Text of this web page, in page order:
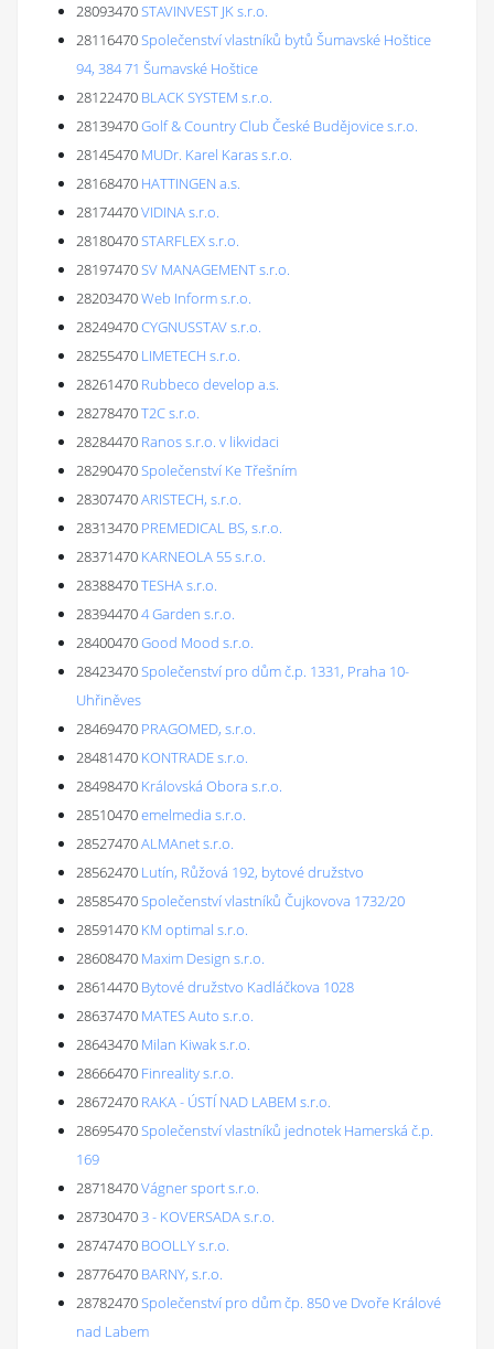
28093470STAVINVEST JK s.r.o.
28116470Společenství vlastníků bytů Šumavské Hoštice
94, 384 71 Šumavské Hoštice
28122470 BLACK SYSTEM s.r.o.
28139470Golf & Country Club České Budějovice s.r.o.
28145470 MUDr. Karel Karas s.r.o.
28168470 HATTINGEN a.s.
28174470VIDINA s.r.o.
28180470STARFLEX s.r.o.
28197470SV MANAGEMENT s.r.o.
28203470Web Inform s.r.o.
28249470CYGNUSSTAV s.r.o.
28255470 LIMETECH s.r.o.
28261470 Rubbeco develop a.s.
28278470T2C s.r.o.
28284470 Ranos s.r.o. v likvidaci
28290470Společenství Ke Třešním
28307470ARISTECH, s.r.o.
28313470 PREMEDICAL BS, s.r.o.
28371470 KARNEOLA 55 s.r.o.
28388470TESHA s.r.o.
283944704 Garden s.r.o.
28400470Good Mood s.r.o.
28423470Společenství pro dům č.p. 1331, Praha 10-
Uhřiněves
28469470 PRAGOMED, s.r.o.
28481470 KONTRADE s.r.o.
28498470 Královská Obora s.r.o.
28510470emelmedia s.r.o.
28527470ALMAnet s.r.o.
28562470 Lutín, Růžová 192, bytové družstvo
28585470Společenství vlastníků Čujkovova 1732/20
28591470 KM optimal s.r.o.
28608470 Maxim Design s.r.o.
28614470 Bytové družstvo Kadláčkova 1028
28637470 MATES Auto s.r.o.
28643470 Milan Kiwak s.r.o.
28666470 Finreality s.r.o.
28672470 RAKA - ÚSTÍ NAD LABEM s.r.o.
28695470Společenství vlastníků jednotek Hamerská č.p.
169
28718470Vágner sport s.r.o.
287304703 - KOVERSADA s.r.o.
28747470 BOOLLY s.r.o.
28776470 BARNY, s.r.o.
28782470Společenství pro dům čp. 850 ve Dvoře Králové
nad Labem